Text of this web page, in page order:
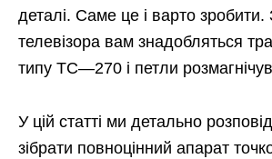
деталі. Саме це і варто зробити.
телевізора вам знадобляться
типу ТС—270 і петли
У цій статті ми детально
зібрати повноцінний апарат